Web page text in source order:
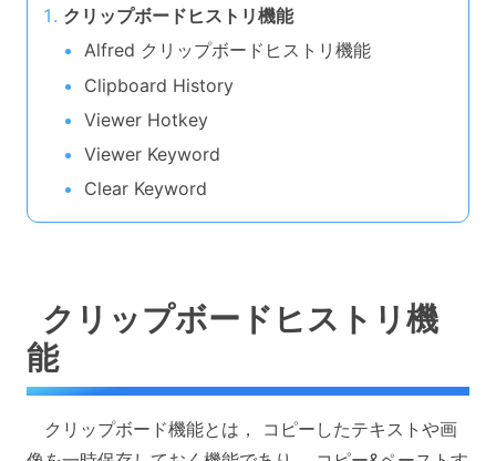
クリップボードヒストリ機能
Alfred クリップボードヒストリ機能
Clipboard History
Viewer Hotkey
Viewer Keyword
Clear Keyword
クリップボードヒストリ機
能
クリップボード機能とは， コピーしたテキストや画